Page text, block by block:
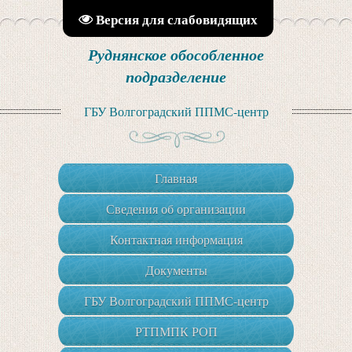
Версия для слабовидящих
Руднянское обособленное
подразделение
ГБУ Волгоградский ППМС-центр
Главная
Сведения об организации
Контактная информация
Документы
ГБУ Волгоградский ППМС-центр
РТПМПК РОП